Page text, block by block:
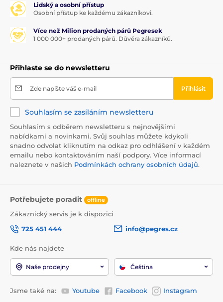
Lidský a osobní přístup
Osobní přístup ke každému zákazníkovi.
Více než Milion prodaných párů Pegresek
1 000 000+ prodaných párů. Důvěra zákazníků.
Přihlaste se do newsletteru
Zde napište váš e-mail Přihlásit
Souhlasím se zasíláním newsletteru
Souhlasím s odběrem newsletteru s nejnovějšími
nabídkami a novinkami. Svůj souhlas můžete kdykoli
snadno odvolat kliknutím na odkaz pro odhlášení v každém
emailu nebo kontaktováním naší podpory. Více informací
naleznete v našich Podmínkách ochrany osobních údajů.
Potřebujete poradit offline
Zákaznický servis je k dispozici
725 451 444
info@pegres.cz
Kde nás najdete
Naše prodejny Čeština
Jsme také na: Youtube Facebook Instagram